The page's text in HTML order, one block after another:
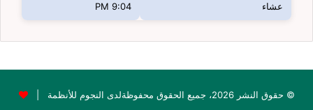
عشاء 9:04 PM
© حقوق النشر 2026، جميع الحقوق محفوظةلدى النجوم للأنظمة |